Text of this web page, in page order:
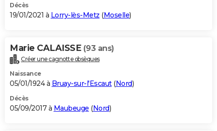
Décès
19/01/2021 à Lorry-lès-Metz (Moselle)
Marie CALAISSE (93 ans)
Créer une cagnotte obsèques
Naissance
05/01/1924 à Bruay-sur-l'Escaut(Nord)
Décès
05/09/2017 à Maubeuge (Nord)